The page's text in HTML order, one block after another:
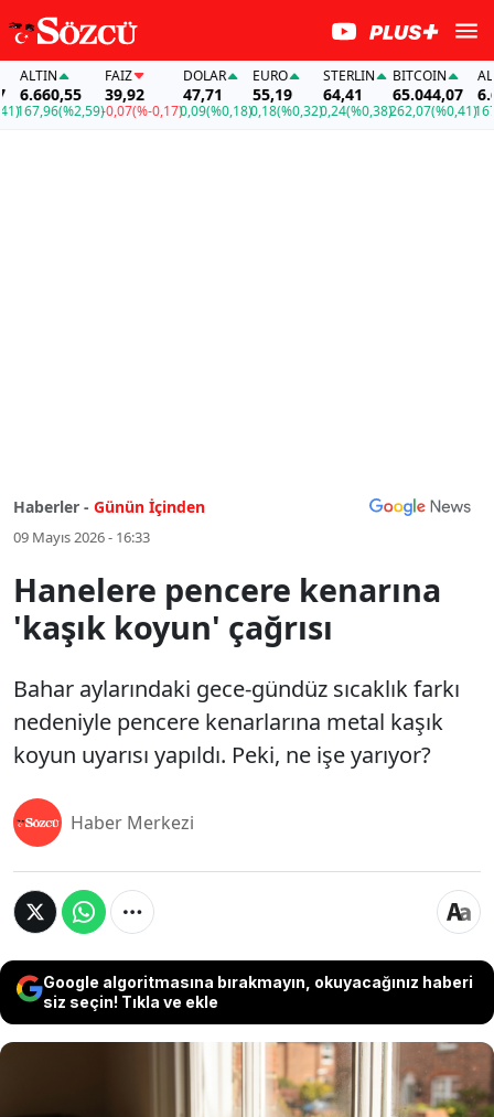
ALTIN
6.660,55
(%2,59)
FAİZ
39,92
-0,07(%-0,17)
DOLAR
47,71
0,09(%0,18)
EURO
55,19
0,18(%0,32)
STERLIN
64,41
0,24(%0,38)
BITCOIN
65.044,07
262,07(%0,41)
Haberler - Günün İçinden
09 Mayıs 2026 - 16:33
Hanelere pencere kenarına
'kaşık koyun' çağrısı
Bahar aylarındaki gece-gündüz sıcaklık farkı
nedeniyle pencere kenarlarına metal kaşık
koyun uyarısı yapıldı. Peki, ne işe yarıyor?
Haber Merkezi
Google algoritmasına bırakmayın, okuyacağınız haberi
siz seçin! Tıkla ve ekle